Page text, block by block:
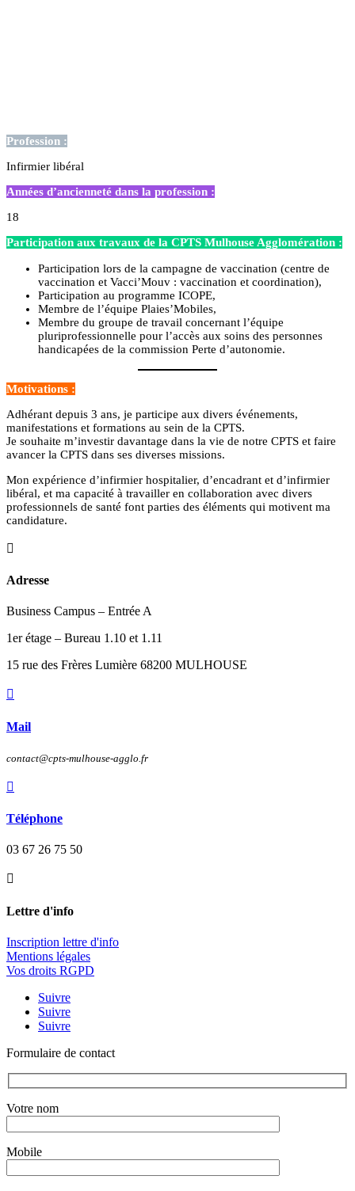
Profession :
Infirmier libéral
Années d’ancienneté dans la profession :
18
Participation aux travaux de la CPTS Mulhouse Agglomération :
Participation lors de la campagne de vaccination (centre de
vaccination et Vacci’Mouv : vaccination et coordination),
Participation au programme ICOPE,
Membre de l’équipe Plaies’Mobiles,
Membre du groupe de travail concernant l’équipe
pluriprofessionnelle pour l’accès aux soins des personnes
handicapées de la commission Perte d’autonomie.
Motivations :
Adhérant depuis 3 ans, je participe aux divers événements,
manifestations et formations au sein de la CPTS.
Je souhaite m’investir davantage dans la vie de notre CPTS et faire
avancer la CPTS dans ses diverses missions.
Mon expérience d’infirmier hospitalier, d’encadrant et d’infirmier
libéral, et ma capacité à travailler en collaboration avec divers
professionnels de santé font parties des éléments qui motivent ma
candidature.

Adresse
Business Campus – Entrée A
1er étage – Bureau 1.10 et 1.11
15 rue des Frères Lumière 68200 MULHOUSE

Mail
contact@cpts-mulhouse-agglo.fr

Téléphone
03 67 26 75 50

Lettre d'info
Inscription lettre d'info
Mentions légales
Vos droits RGPD
Suivre
Suivre
Suivre
Formulaire de contact
Votre nom
Mobile